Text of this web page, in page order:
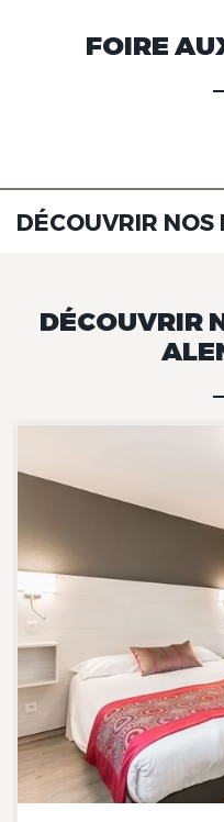
FOIRE
DÉCOUVRIR NOS
DÉCOUVRIR